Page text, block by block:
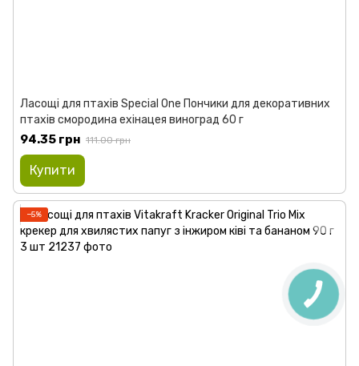
Ласощі для птахів Special One Пончики для декоративних
птахів смородина ехінацея виноград 60 г
94.35 грн 111.00 грн
Купити
−5%